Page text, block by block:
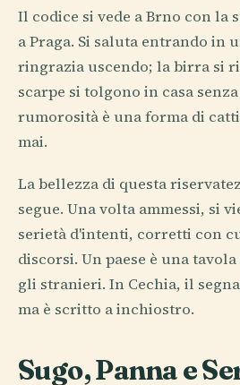
Il codice si vede a Brno con la
a Praga. Si saluta entrando in
ringrazia uscendo; la birra si
scarpe si tolgono in casa
rumorosità è una forma di
mai.
La bellezza di questa
segue. Una volta ammessi, si
serietà d'intenti, corretti con
discorsi. Un paese è una
gli stranieri. In Cechia, il
ma è scritto a inchiostro.
Sugo, Panna e